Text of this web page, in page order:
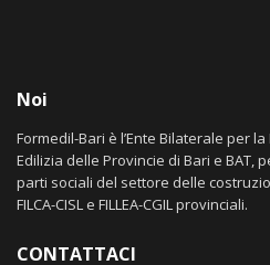
Noi
Formedil-Bari è l’Ente Bilaterale per
Edilizia delle Provincie di Bari e BAT,
parti sociali del settore delle
FILCA-CISL e FILLEA-CGIL provinciali.
CONTATTACI